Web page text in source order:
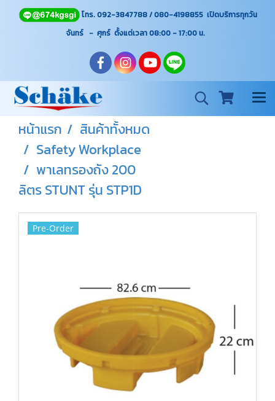
โทร. 092-3847788 / 080-4198855 เปิดบริการทุกวัน
จันทร์ - ศุกร์ ตั้งแต่เวลา 08:00 - 17:00น.
หน้าแรก
สินค้าทั้งหมด
Safety Workplace
พาเลทรองถัง 200
ลิตร STUNT รุ่น STP1D
Pre-Order